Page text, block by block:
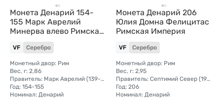
Монета Денарий 154-
155 Марк Аврелий
Минерва влево Римская
Империя
VF Серебро
Монетный двор: Рим
Вес, г: 2,86
Правитель: Марк Аврелий (139-161)
Год: 154-155
Номинал: Денарий
Монета Денарий 206
Юлия Домна Фелицитас
Римская Империя
VF Серебро
Монетный двор: Рим
Вес, г: 2,95
Правитель: Септимий Север (193—211)
Год: 206
Номинал: Денарий